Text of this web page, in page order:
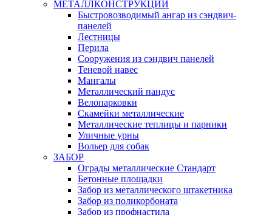
МЕТАЛЛКОНСТРУКЦИИ
Быстровозводимый ангар из сэндвич-
панелей
Лестницы
Перила
Сооружения из сэндвич панелей
Теневой навес
Мангалы
Металлический пандус
Велопарковки
Скамейки металлические
Металлические теплицы и парники
Уличные урны
Вольер для собак
ЗАБОР
Ограды металлические Стандарт
Бетонные площадки
Забор из металлического штакетника
Забор из поликорбоната
Забор из профнастила